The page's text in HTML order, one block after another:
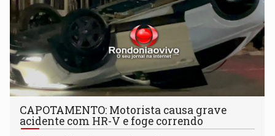
CAPOTAMENTO: Motorista causa grave
acidente com HR-V e foge correndo